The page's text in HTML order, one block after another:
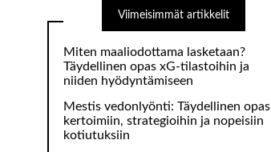
Viimeisimmät artikkelit
Miten maaliodottama lasketaan?
Täydellinen opas xG-tilastoihin ja
niiden hyödyntämiseen
Mestis vedonlyönti: Täydellinen opas
kertoimiin, strategioihin ja nopeisiin
kotiutuksiin